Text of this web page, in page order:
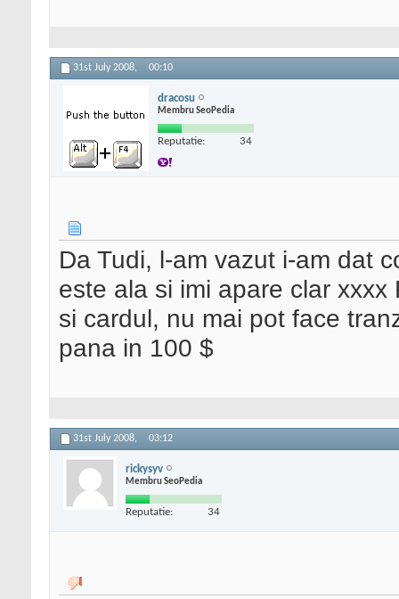
31st July 2008, 00:10
dracosu
Membru SeoPedia
Reputatie: 34
Da Tudi, l-am vazut i-am dat
este ala si imi apare clar
si cardul, nu mai pot face
pana in 100 $
31st July 2008, 03:12
rickysyv
Membru SeoPedia
Reputatie: 34